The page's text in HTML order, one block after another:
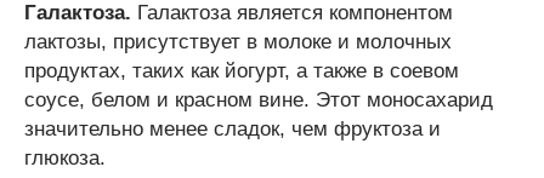
Галактоза. Галактоза является компонентом
лактозы, присутствует в молоке и молочных
продуктах, таких как йогурт, а также в соевом
соусе, белом и красном вине. Этот моносахарид
значительно менее сладок, чем фруктоза и
глюкоза.